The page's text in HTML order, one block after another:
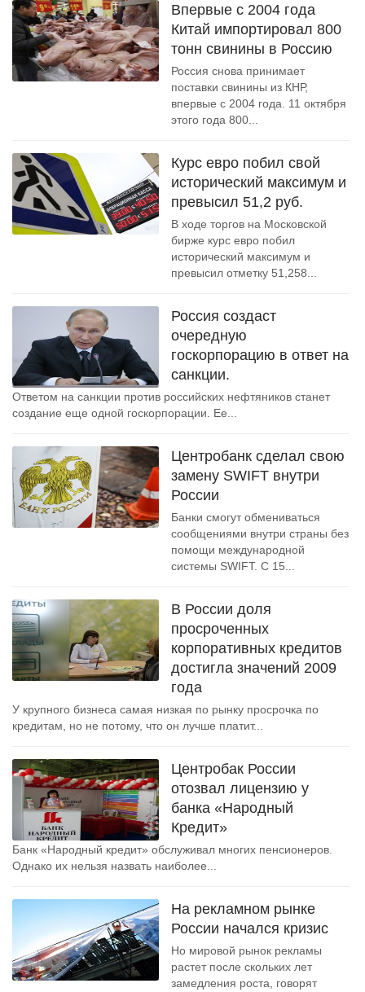
Впервые с 2004 года
Китай импортировал 800
тонн свинины в Россию
Россия снова принимает
поставки свинины из КНР,
впервые с 2004 года. 11 октября
этого года 800...
Курс евро побил свой
исторический максимум и
превысил 51,2 руб.
В ходе торгов на Московской
бирже курс евро побил
исторический максимум и
превысил отметку 51,258...
Россия создаст
очередную
госкорпорацию в ответ на
санкции.
Ответом на санкции против российских нефтяников станет
создание еще одной госкорпорации. Ее...
Центробанк сделал свою
замену SWIFT внутри
России
Банки смогут обмениваться
сообщениями внутри страны без
помощи международной
системы SWIFT. С 15...
В России доля
просроченных
корпоративных кредитов
достигла значений 2009
года
У крупного бизнеса самая низкая по рынку просрочка по
кредитам, но не потому, что он лучше платит...
Центробак России
отозвал лицензию у
банка «Народный
Кредит»
Банк «Народный кредит» обслуживал многих пенсионеров.
Однако их нельзя назвать наиболее...
На рекламном рынке
России начался кризис
Но мировой рынок рекламы
растет после скольких лет
замедления роста, говорят